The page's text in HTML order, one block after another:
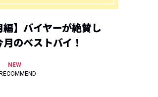
編】バイヤーが絶賛し
月のベストバイ！
NEW